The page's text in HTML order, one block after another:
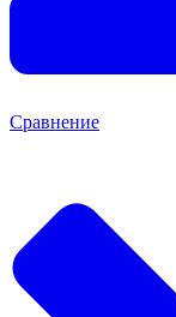
Сравнение